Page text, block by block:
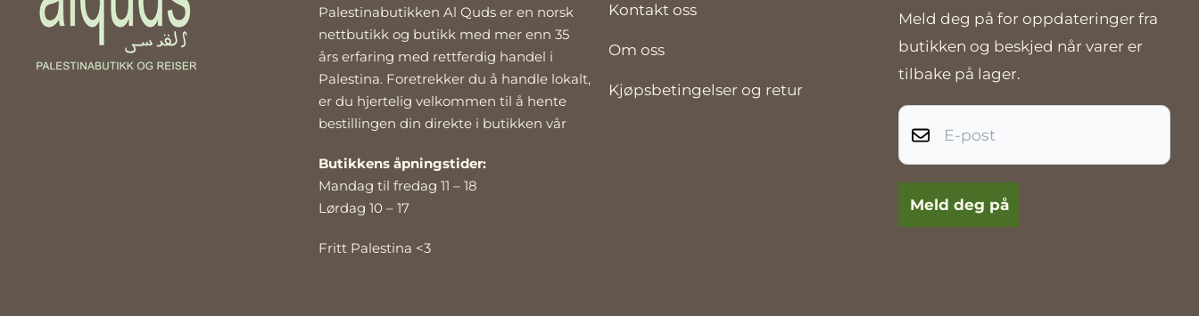
Palestinabutikken Al Quds er en norsk
nettbutikk og butikk med mer enn 35
års erfaring med rettferdig handel i
Palestina. Foretrekker du å handle lokalt,
er du hjertelig velkommen til å hente
bestillingen din direkte i butikken vår
Butikkens åpningstider:
Mandag til fredag 11 – 18
Lørdag 10 – 17
Fritt Palestina <3
Kontakt oss
Om oss
Kjøpsbetingelser og retur
Meld deg på for oppdateringer fra
butikken og beskjed når varer er
tilbake på lager.
E-post
Meld deg på